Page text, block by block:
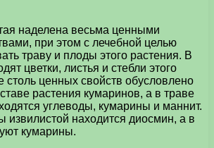
наделена весьма ценными
при этом с лечебной целью
траву и плоды этого растения. В
цветки, листья и стебли этого
столь ценных свойств обусловлено
растения кумаринов, а в траве
углеводы, кумарины и маннит.
извилистой находится диосмин, а в
кумарины.